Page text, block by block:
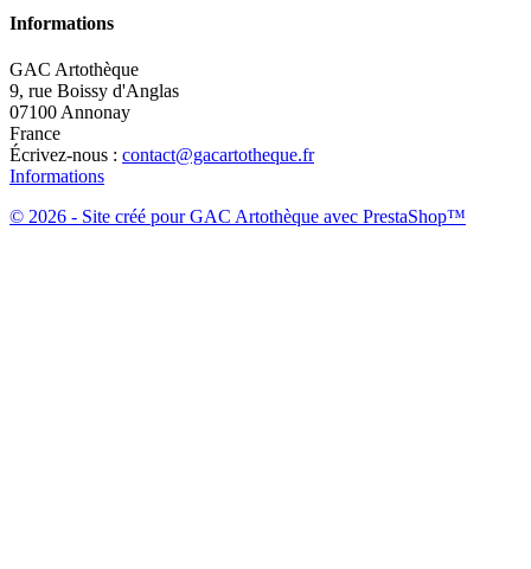
Informations
GAC Artothèque
9, rue Boissy d'Anglas
07100 Annonay
France
Écrivez-nous : contact@gacartotheque.fr
Informations
© 2026 - Site créé pour GAC Artothèque avec PrestaShop™